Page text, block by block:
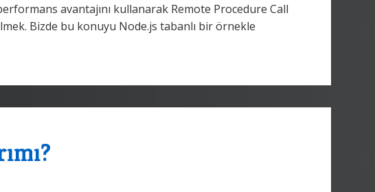
avantajını kullanarak Remote Procedure Call
Bizde bu konuyu Node.js tabanlı bir örnekle